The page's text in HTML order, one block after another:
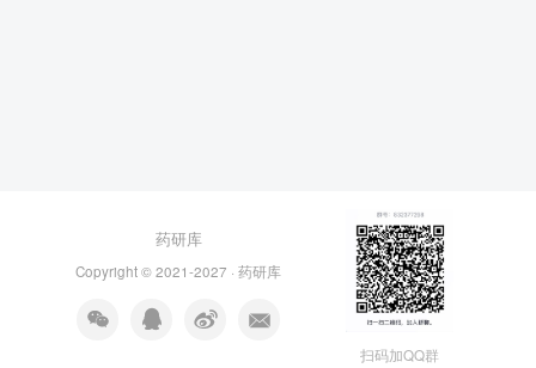
药研库
Copyright © 2021-2027 · 药研库
扫码加QQ群